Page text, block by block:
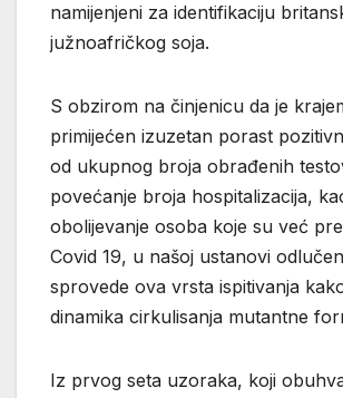
namijenjeni za identifikaciju
južnoafričkog soja.
S obzirom na činjenicu da je
primijećen izuzetan porast
od ukupnog broja obrađenih
povećanje broja hospitalizacija,
obolijevanje osoba koje su već
Covid 19, u našoj ustanovi
sprovede ova vrsta ispitivanja
dinamika cirkulisanja mutantne
Iz prvog seta uzoraka, koji